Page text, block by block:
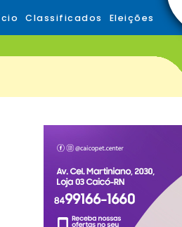
Classificados Eleições